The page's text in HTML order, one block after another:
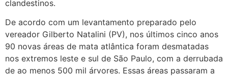
clandestinos.
De acordo com um levantamento preparado pelo
vereador Gilberto Natalini (PV), nos últimos cinco anos
90 novas áreas de mata atlântica foram desmatadas
nos extremos leste e sul de São Paulo, com a derrubada
de ao menos 500 mil árvores. Essas áreas passaram a